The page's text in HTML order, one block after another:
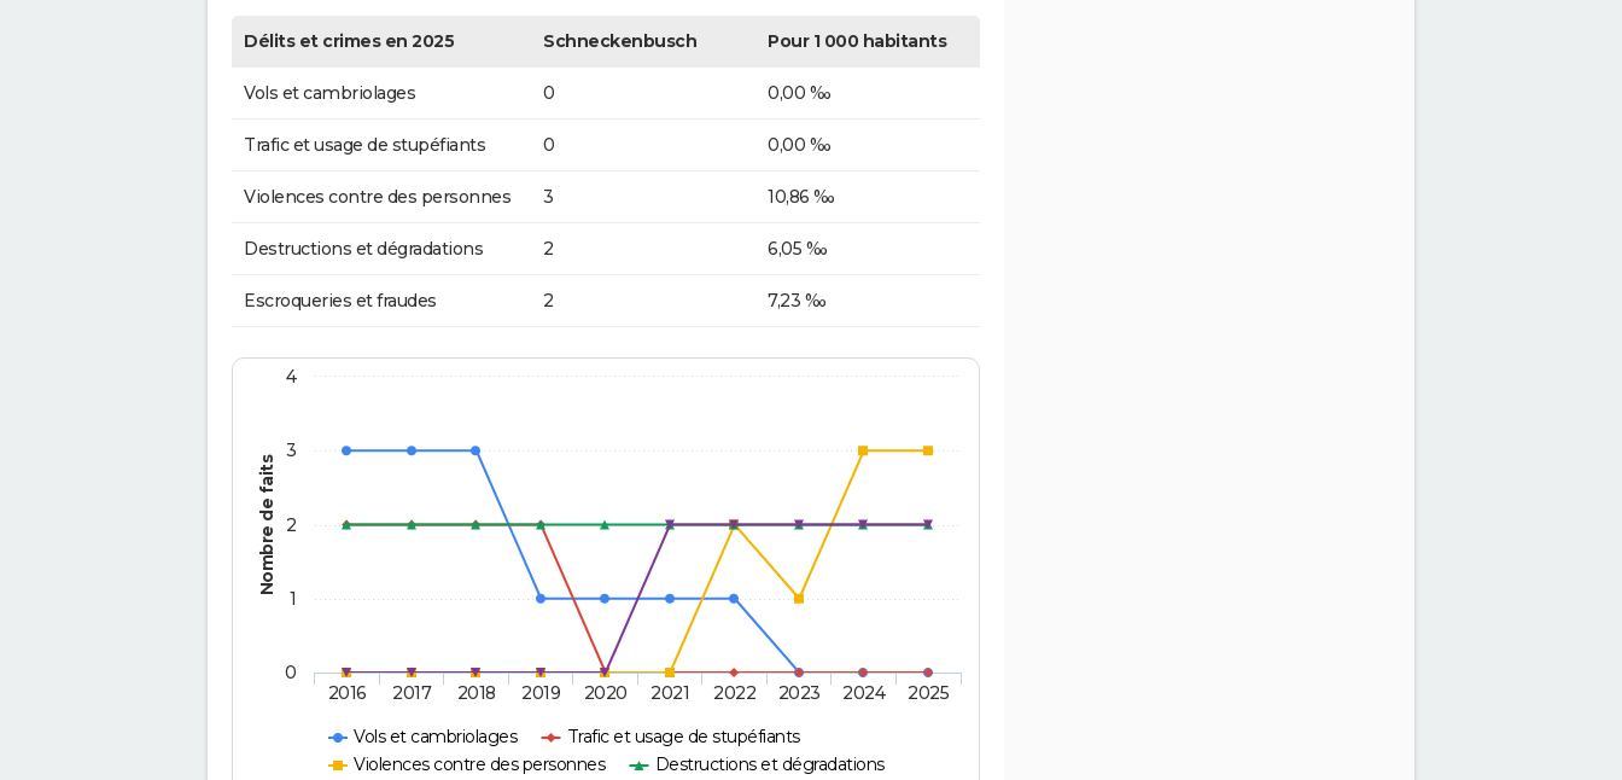
Délits et crimes en 2025 Schneckenbusch Pour 1 000 habitants
Vols et cambriolages 0 0,00 ‰
Trafic et usage de stupéfiants 0 0,00 ‰
Violences contre des personnes 3 10,86 ‰
Destructions et dégradations 2 6,05 ‰
Escroqueries et fraudes 2 7,23 ‰
Nombre de faits
Vols et cambriolages
Trafic et usage de stupéfiants
Violences contre des personnes
Destructions et dégradations
2016 2017 2018 2019 2020 2021 2022 2023 2024 2025
0
1
2
3
4